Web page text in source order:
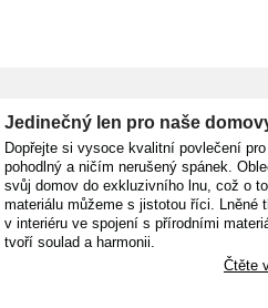
Jedinečný len pro naše
Dopřejte si vysoce kvalitní povlečení pro
pohodlný a ničím nerušený spánek.
svůj domov do exkluzivního lnu, což o
materiálu můžeme s jistotou říci. Lněné
v interiéru ve spojení s přírodními
tvoří soulad a harmonii.
Čtěte